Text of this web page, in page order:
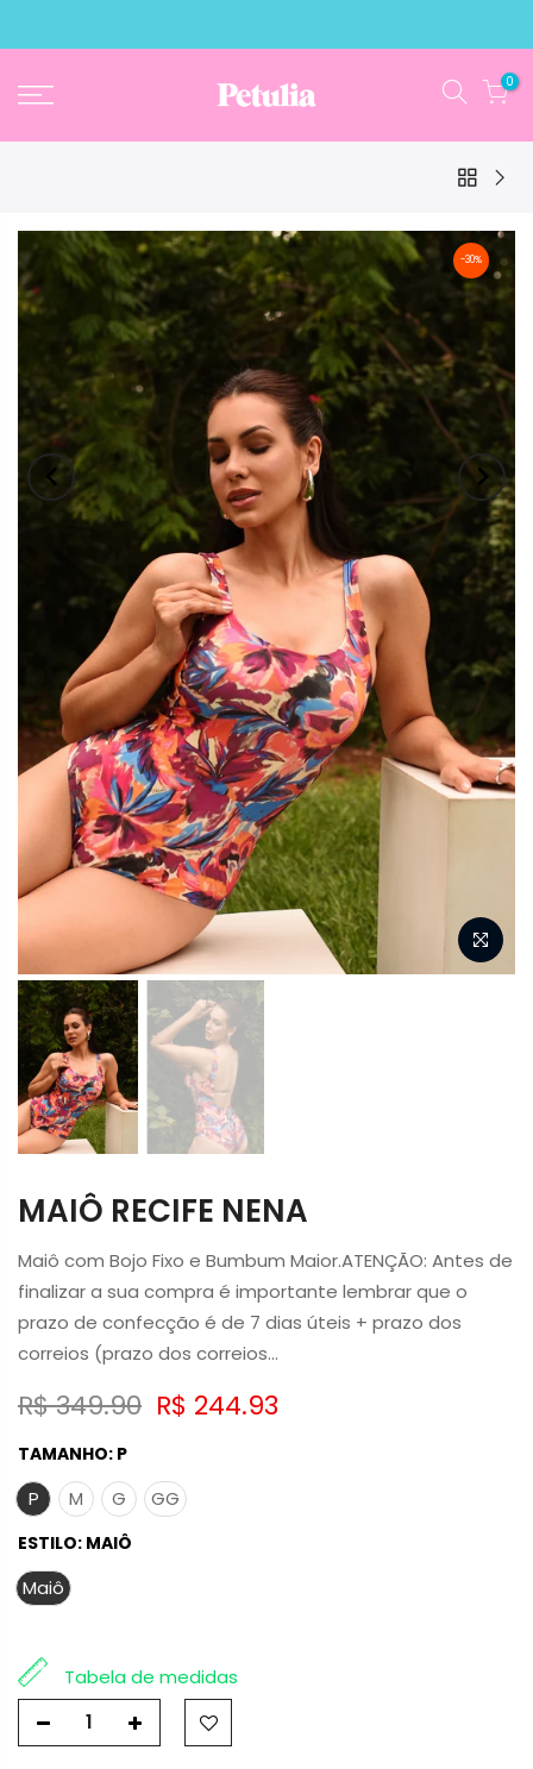
0
-30%
MAIÔ RECIFE NENA
Maiô com Bojo Fixo e Bumbum Maior.ATENÇÃO: Antes de
finalizar a sua compra é importante lembrar que o
prazo de confecção é de 7 dias úteis + prazo dos
correios (prazo dos correios...
R$ 349.90 R$ 244.93
TAMANHO: P
P M G GG
ESTILO: MAIÔ
Maiô
Tabela de medidas